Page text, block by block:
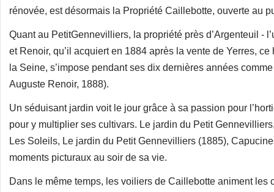
rénovée, est désormais la Propriété Caillebotte, ouverte au
Quant au PetitGennevilliers, la propriété près d’Argenteuil -
et Renoir, qu’il acquiert en 1884 après la vente de Yerres,
la Seine, s’impose pendant ses dix dernières années
Auguste Renoir, 1888).
Un séduisant jardin voit le jour grâce à sa passion pour
pour y multiplier ses cultivars. Le jardin du Petit
Les Soleils, Le jardin du Petit Gennevilliers (1885),
moments picturaux au soir de sa vie.
Dans le même temps, les voiliers de Caillebotte animent